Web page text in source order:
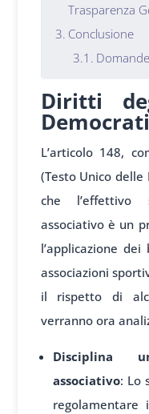
Trasparenza
Conclusione
Diritti
L’articolo 148,
(Testo Unico
che l’effettivo
associativo è un
l’applicazione
associazioni
il rispetto di
verranno ora
Disciplina
associativo: Lo